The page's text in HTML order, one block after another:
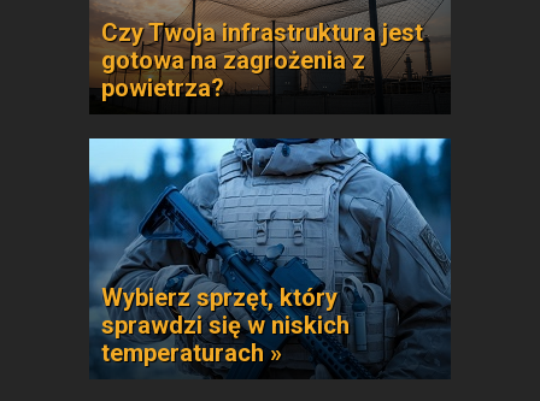
Czy Twoja infrastruktura jest
gotowa na zagrożenia z
powietrza?
Wybierz sprzęt, który
sprawdzi się w niskich
temperaturach »